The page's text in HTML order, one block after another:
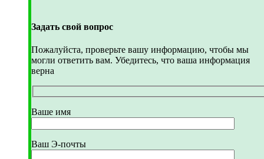
Задать свой вопрос
Пожалуйста, проверьте вашу информацию, чтобы мы
могли ответить вам. Убедитесь, что ваша информация
верна
Ваше имя
Ваш Э-почты